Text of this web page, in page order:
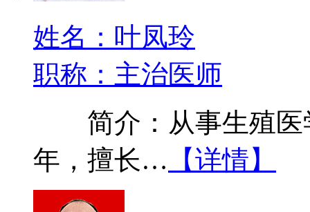
姓名：叶凤玲
职称：主治医师
简介：从事生殖医
年，擅长… 【详情】